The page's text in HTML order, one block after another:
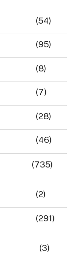
(54)
(95)
(8)
(7)
(28)
(46)
(735)
(2)
(291)
(3)